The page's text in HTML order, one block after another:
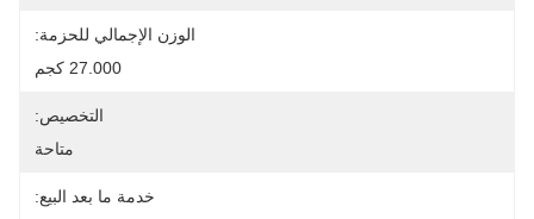
الوزن الإجمالي للحزمة:
27.000 كجم
التخصيص:
متاحة
خدمة ما بعد البيع: